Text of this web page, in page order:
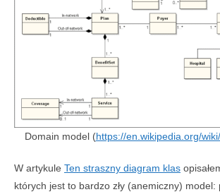
Domain model (https://en.wikipedia.org/
W artykule Ten straszny diagram klas
których jest to bardzo zły (anemiczny) model: